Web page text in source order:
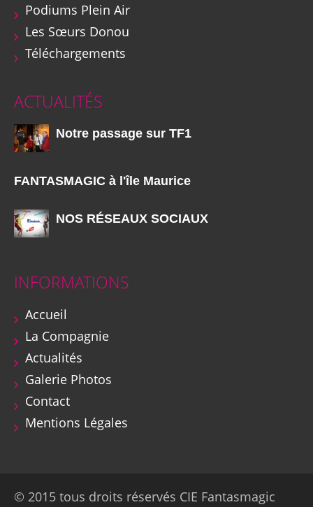
Podiums Plein Air
Les Sœurs Donou
Téléchargements
ACTUALITÉS
Notre passage sur TF1
FANTASMAGIC à l'île Maurice
NOS RÉSEAUX SOCIAUX
INFORMATIONS
Accueil
La Compagnie
Actualités
Galerie Photos
Contact
Mentions Légales
© 2015 tous droits réservés CIE Fantasmagic